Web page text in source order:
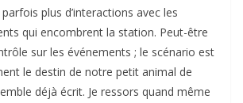
parfois plus d’interactions avec les
qui encombrent la station. Peut-être
sur les événements ; le scénario est
le destin de notre petit animal de
déjà écrit. Je ressors quand même